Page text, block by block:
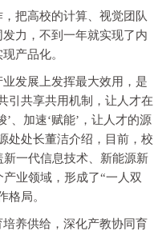
把高校的计算、视觉团队
力，不到一年就实现了内
产品化。
发展上发挥最大效用，是
引共享共用机制，让人才在
、加速‘赋能’，让人才的源
处处长董洁介绍，目前，校
一代信息技术、新能源新
业领域，形成了“一人双
格局。
养供给，深化产教协同育